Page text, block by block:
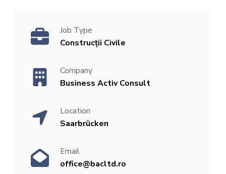
Job Type
Construcții Civile
Company
Business Activ Consult
Location
Saarbrücken
Email
office@bacltd.ro